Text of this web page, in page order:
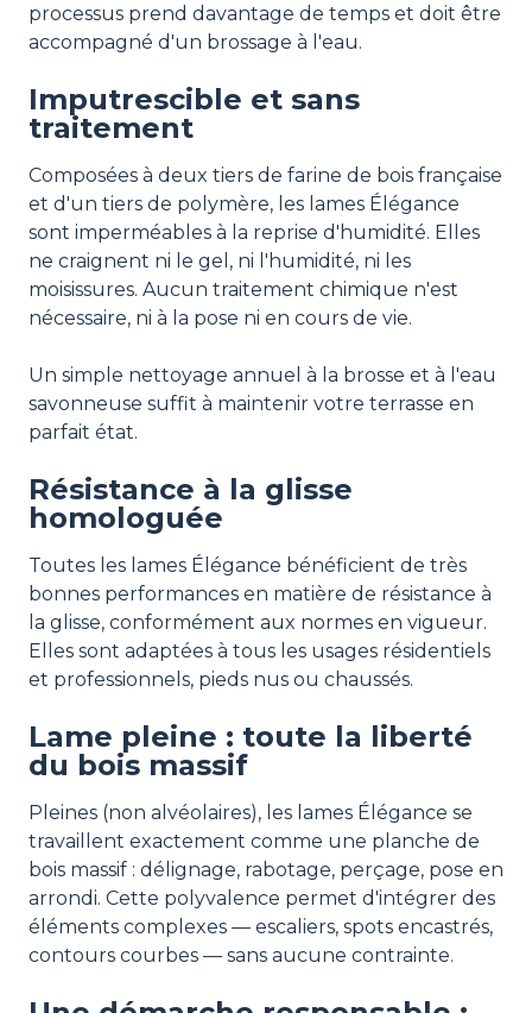
processus prend davantage de temps et doit être
accompagné d'un brossage à l'eau.
Imputrescible et sans
traitement
Composées à deux tiers de farine de bois française
et d'un tiers de polymère, les lames Élégance
sont imperméables à la reprise d'humidité. Elles
ne craignent ni le gel, ni l'humidité, ni les
moisissures. Aucun traitement chimique n'est
nécessaire, ni à la pose ni en cours de vie.
Un simple nettoyage annuel à la brosse et à l'eau
savonneuse suffit à maintenir votre terrasse en
parfait état.
Résistance à la glisse
homologuée
Toutes les lames Élégance bénéficient de très
bonnes performances en matière de résistance à
la glisse, conformément aux normes en vigueur.
Elles sont adaptées à tous les usages résidentiels
et professionnels, pieds nus ou chaussés.
Lame pleine : toute la liberté
du bois massif
Pleines (non alvéolaires), les lames Élégance se
travaillent exactement comme une planche de
bois massif : délignage, rabotage, perçage, pose en
arrondi. Cette polyvalence permet d'intégrer des
éléments complexes — escaliers, spots encastrés,
contours courbes — sans aucune contrainte.